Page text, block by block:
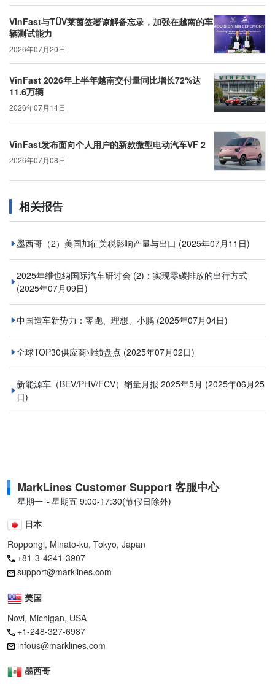
VinFast与TÜV莱茵签署谅解备忘录，加强在越南的车
辆测试能力
2026年07月20日
VinFast 2026年上半年越南交付量同比增长72%达
11.6万辆
2026年07月14日
VinFast发布面向个人用户的新款微型电动汽车VF 2
2026年07月08日
相关报告
墨西哥（2）美国加征关税影响产量与出口 (2025年07月11日)
2025年维也纳国际汽车研讨会 (2)：实现零碳排放的出行方式
(2025年07月09日)
中国造车新势力：零跑、理想、小鹏 (2025年07月04日)
全球TOP30供应商业绩盘点 (2025年07月02日)
新能源车（BEV/PHV/FCV）销量月报 2025年5月 (2025年06月25
日)
MarkLines Customer Support 客服中心
星期一～星期五 9:00-17:30(节假日除外)
日本
Roppongi, Minato-ku, Tokyo, Japan
+81-3-4241-3907
support@marklines.com
美国
Novi, Michigan, USA
+1-248-327-6987
infous@marklines.com
墨西哥